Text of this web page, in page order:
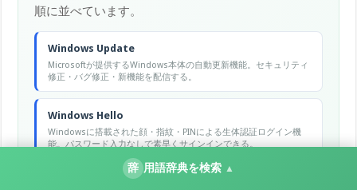
順に並べています。
Windows Update
Microsoftが提供するWindows本体の自動更新機能。セキュリティ
修正・バグ修正・新機能を配信する。
Windows Hello
Windowsに搭載された顔・指紋・PINによる生体認証ログイン機
能。パスワード入力なしで素早くサインインできる。
辞 用語辞典を検索 ▲